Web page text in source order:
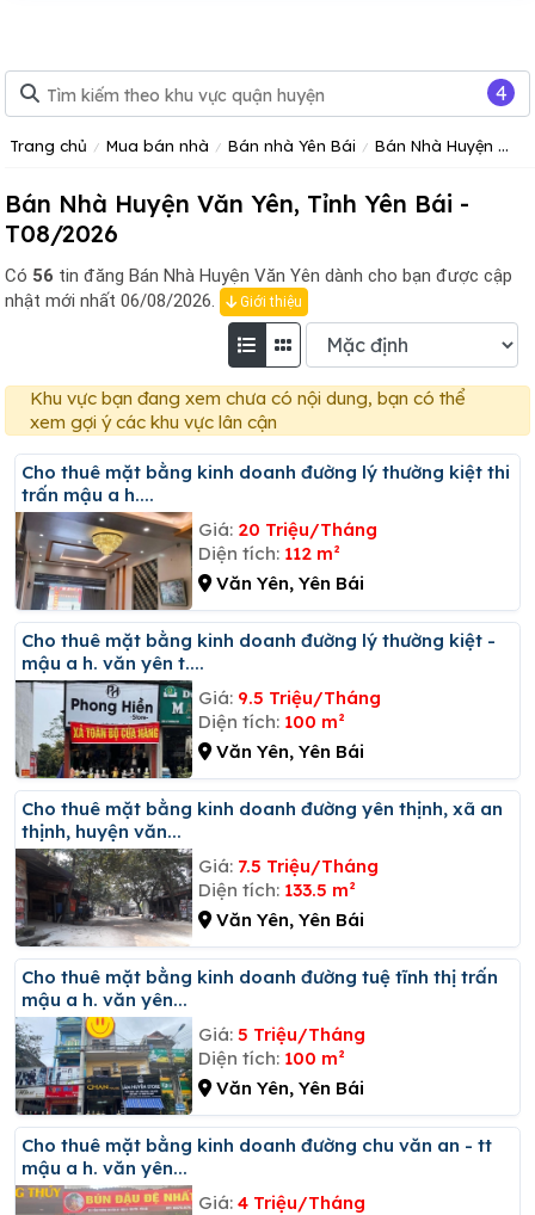
Trang chủ Mua bán nhà Bán nhà Yên Bái Bán Nhà Huyện Văn Yên, Tỉnh Yên Bái
Bán Nhà Huyện Văn Yên, Tỉnh Yên Bái -
T08/2026
Có 56 tin đăng Bán Nhà Huyện Văn Yên dành cho bạn được cập
nhật mới nhất 06/08/2026.
Giới thiệu
Khu vực bạn đang xem chưa có nội dung, bạn có thể
xem gợi ý các khu vực lân cận
Cho thuê mặt bằng kinh doanh đường lý thường kiệt thi
trấn mậu a h....
Giá: 20 Triệu/Tháng
Diện tích: 112 m²
Văn Yên, Yên Bái
Cho thuê mặt bằng kinh doanh đường lý thường kiệt -
mậu a h. văn yên t....
Giá: 9.5 Triệu/Tháng
Diện tích: 100 m²
Văn Yên, Yên Bái
Cho thuê mặt bằng kinh doanh đường yên thịnh, xã an
thịnh, huyện văn...
Giá: 7.5 Triệu/Tháng
Diện tích: 133.5 m²
Văn Yên, Yên Bái
Cho thuê mặt bằng kinh doanh đường tuệ tĩnh thị trấn
mậu a h. văn yên...
Giá: 5 Triệu/Tháng
Diện tích: 100 m²
Văn Yên, Yên Bái
Cho thuê mặt bằng kinh doanh đường chu văn an - tt
mậu a h. văn yên...
Giá: 4 Triệu/Tháng
4